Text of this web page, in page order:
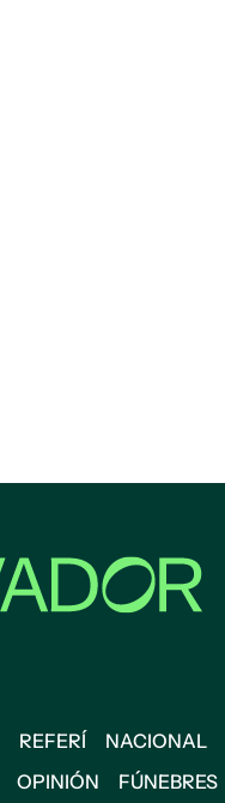
REFERÍ NACIONAL
OPINIÓN FÚNEBRES